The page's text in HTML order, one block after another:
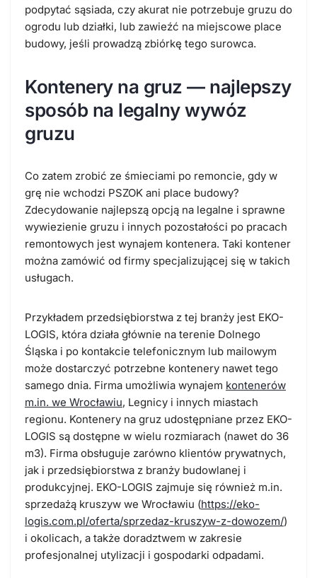
podpytać sąsiada, czy akurat nie potrzebuje gruzu do
ogrodu lub działki, lub zawieźć na miejscowe place
budowy, jeśli prowadzą zbiórkę tego surowca.
Kontenery na gruz — najlepszy
sposób na legalny wywóz
gruzu
Co zatem zrobić ze śmieciami po remoncie, gdy w
grę nie wchodzi PSZOK ani place budowy?
Zdecydowanie najlepszą opcją na legalne i sprawne
wywiezienie gruzu i innych pozostałości po pracach
remontowych jest wynajem kontenera. Taki kontener
można zamówić od firmy specjalizującej się w takich
usługach.
Przykładem przedsiębiorstwa z tej branży jest EKO-
LOGIS, która działa głównie na terenie Dolnego
Śląska i po kontakcie telefonicznym lub mailowym
może dostarczyć potrzebne kontenery nawet tego
samego dnia. Firma umożliwia wynajem kontenerów
m.in. we Wrocławiu, Legnicy i innych miastach
regionu. Kontenery na gruz udostępniane przez EKO-
LOGIS są dostępne w wielu rozmiarach (nawet do 36
m3). Firma obsługuje zarówno klientów prywatnych,
jak i przedsiębiorstwa z branży budowlanej i
produkcyjnej. EKO-LOGIS zajmuje się również m.in.
sprzedażą kruszyw we Wrocławiu (https://eko-
logis.com.pl/oferta/sprzedaz-kruszyw-z-dowozem/)
i okolicach, a także doradztwem w zakresie
profesjonalnej utylizacji i gospodarki odpadami.